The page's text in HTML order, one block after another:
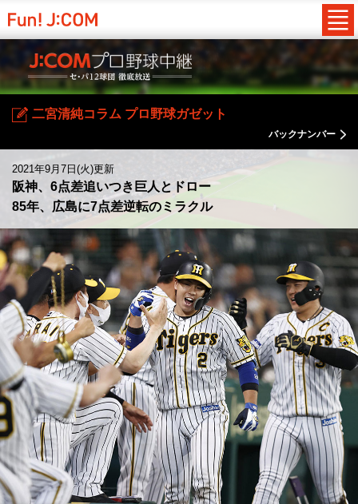
二宮清純コラム プロ野球ガゼット
バックナンバー
2021年9月7日(火)更新
阪神、6点差追いつき巨人とドロー
85年、広島に7点差逆転のミラクル